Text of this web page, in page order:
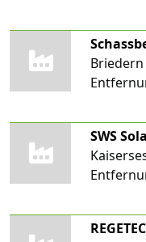
Briedern
SWS